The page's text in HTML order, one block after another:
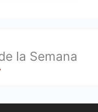
la Semana